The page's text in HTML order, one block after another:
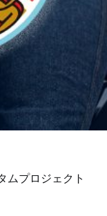
ムプロジェクト